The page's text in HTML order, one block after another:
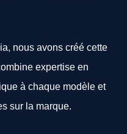
nous avons créé cette
expertise en
à chaque modèle et
sur la marque.